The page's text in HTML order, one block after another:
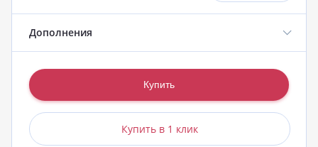
Дополнения
Купить в 1 клик